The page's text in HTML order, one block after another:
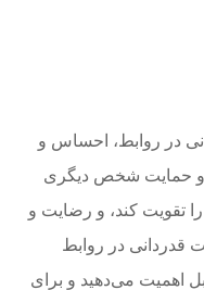
در روابط، احساس و
و حمایت شخص دیگری
تقویت کند، و رضایت و
قدردانی در روابط
اهمیت می‌دهید و برای